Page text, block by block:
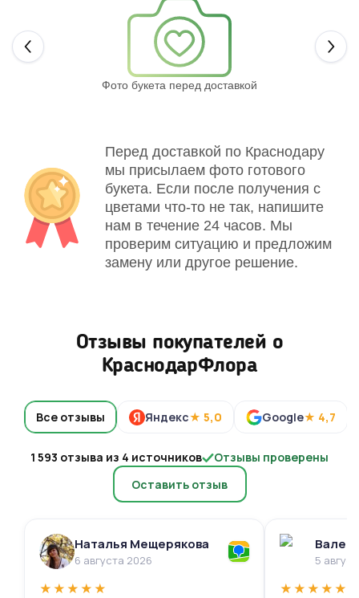
Фото букета перед доставкой
Перед доставкой по Краснодару
мы присылаем фото готового
букета. Если после получения с
цветами что-то не так, напишите
нам в течение 24 часов. Мы
проверим ситуацию и предложим
замену или другое решение.
Отзывы покупателей о
КраснодарФлора
Все отзывы Яндекс★ 5,0 Google★ 4,7
1 593 отзыва из 4 источников
Отзывы проверены
Оставить отзыв
Наталья Мещерякова
6 августа 2026
★★★★★
5
★★★★★